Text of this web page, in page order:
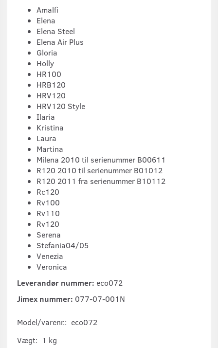
Amalfi
Elena
Elena Steel
Elena Air Plus
Gloria
Holly
HR100
HRB120
HRV120
HRV120 Style
Ilaria
Kristina
Laura
Martina
Milena 2010 til serienummer B00611
R120 2010 til serienummer B01012
R120 2011 fra serienummer B10112
Rc120
Rv100
Rv110
Rv120
Serena
Stefania04/05
Venezia
Veronica
Leverandør nummer: eco072
Jimex nummer: 077-07-001N
Model/varenr.: eco072
Vægt: 1 kg